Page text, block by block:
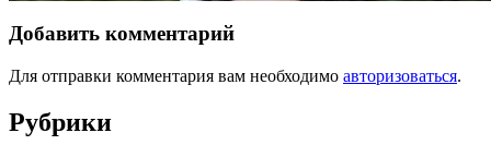
Добавить комментарий
Для отправки комментария вам необходимо авторизоваться.
Рубрики